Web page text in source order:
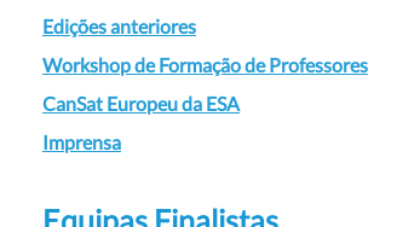
Edições anteriores
Workshop de Formação de Professores
CanSat Europeu da ESA
Imprensa
Equipas Finalistas